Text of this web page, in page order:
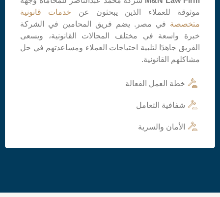
موثوقة للعملاء الذين يبحثون عن
خدمات قانونية
متخصصةفي مصر. يضم فريق المحامين في الشركة
خبرة واسعة في مختلف المجالات القانونية، ويسعى
الفريق جاهدًا لتلبية احتياجات العملاء ومساعدتهم في حل
مشاكلهم القانونية.
خطة العمل الفعالة
شفافية التعامل
الأمان والسرية